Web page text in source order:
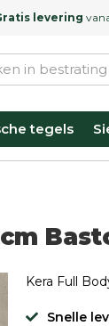
levering
tegels
Kera Full
Snelle